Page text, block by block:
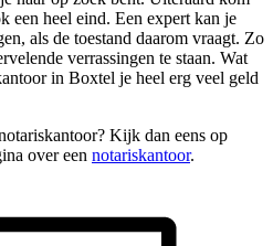
een heel eind. Een expert kan je
als de toestand daarom vraagt. Zo
verrassingen te staan. Wat
in Boxtel je heel erg veel geld
Kijk dan eens op
over een notariskantoor.